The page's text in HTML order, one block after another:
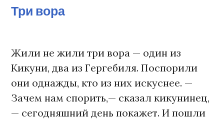
Три вора
Жили не жили три вора — один из
Кикуни, два из Гергебиля. Поспорили
они однажды, кто из них искуснее. —
Зачем нам спорить,— сказал кикунинец,
— сегодняшний день покажет. И пошли